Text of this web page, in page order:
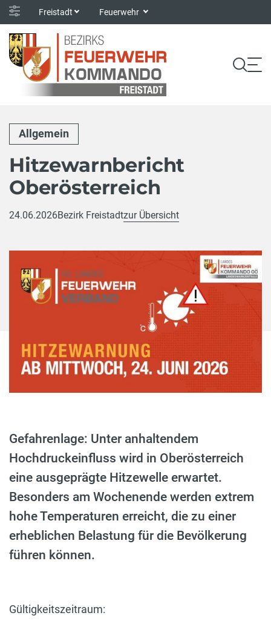
Freistadt Feuerwehr
Allgemein
Hitzewarnbericht
Oberösterreich
24.06.2026Bezirk Freistadtzur Übersicht
Gefahrenlage: Unter anhaltendem
Hochdruckeinfluss wird in Oberösterreich
eine ausgeprägte Hitzewelle erwartet.
Besonders am Wochenende werden extrem
hohe Temperaturen erreicht, die zu einer
erheblichen Belastung für die Bevölkerung
führen können.
Gültigkeitszeitraum: